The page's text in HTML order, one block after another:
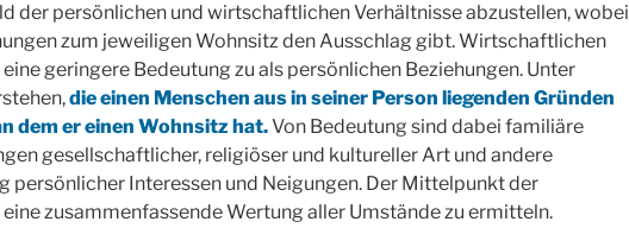
der persönlichen und wirtschaftlichen Verhältnisse abzustellen, wobei
zum jeweiligen Wohnsitz den Ausschlag gibt. Wirtschaftlichen
geringere Bedeutung zu als persönlichen Beziehungen. Unter
die einen Menschen aus in seiner Person liegenden Gründen
dem er einen Wohnsitz hat.Von Bedeutung sind dabei familiäre
gesellschaftlicher, religiöser und kultureller Art und andere
persönlicher Interessen und Neigungen. Der Mittelpunkt der
zusammenfassende Wertung aller Umstände zu ermitteln.